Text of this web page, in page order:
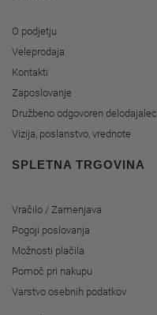
O podjetju
Veleprodaja
Kontakti
Zaposlovanje
Družbeno odgovoren delodajalec
Vizija, poslanstvo, vrednote
SPLETNA TRGOVINA
Vračilo / Zamenjava
Pogoji poslovanja
Možnosti plačila
Pomoč pri nakupu
Varstvo osebnih podatkov